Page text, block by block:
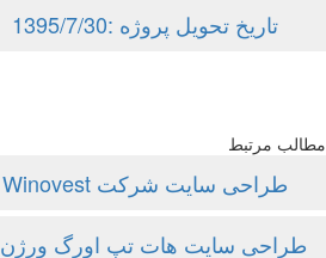
تاریخ تحویل پروژه :1395/7/30
مطالب مرتبط
طراحی سایت شرکت Winovest
طراحی سایت هات تپ اورگ ورژن ۲